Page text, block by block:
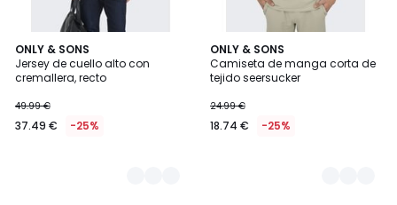
ONLY & SONS
Jersey de cuello alto con
cremallera, recto
49.99 €
37.49 € -25%
2
Colores
ONLY & SONS
Camiseta de manga corta de
tejido seersucker
24.99 €
18.74 € -25%
3
Colores